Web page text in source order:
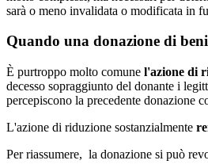
sarà o meno invalidata o modificata in
Quando una donazione di
È purtroppo molto comune l'azione di
decesso sopraggiunto del donante i
percepiscono la precedente donazione
L'azione di riduzione sostanzialmente
Per riassumere, la donazione si può